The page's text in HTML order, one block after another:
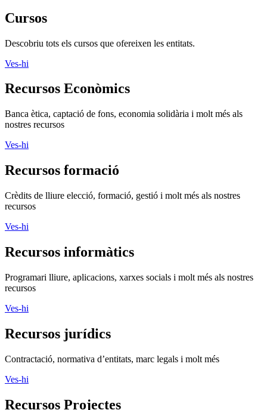
nostres recursos
Ves-hi
Recursos formació
Crèdits de lliure elecció, formació, gestió i molt més als nostres
recursos
Ves-hi
Recursos informàtics
Programari lliure, aplicacions, xarxes socials i molt més als nostres
recursos
Ves-hi
Recursos jurídics
Contractació, normativa d’entitats, marc legals i molt més
recursos
Ves-hi
Assessora't